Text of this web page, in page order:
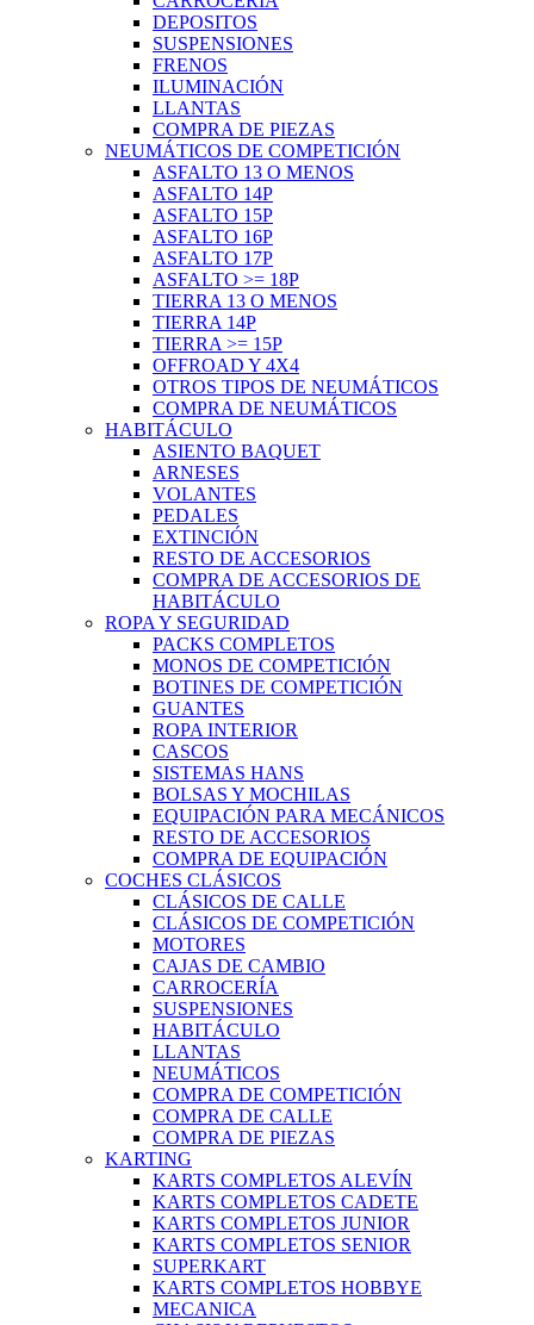
DEPOSITOS
SUSPENSIONES
FRENOS
ILUMINACIÓN
LLANTAS
COMPRA DE PIEZAS
NEUMÁTICOS DE COMPETICIÓN
ASFALTO 13 O MENOS
ASFALTO 14P
ASFALTO 15P
ASFALTO 16P
ASFALTO 17P
ASFALTO >= 18P
TIERRA 13 O MENOS
TIERRA 14P
TIERRA >= 15P
OFFROAD Y 4X4
OTROS TIPOS DE NEUMÁTICOS
COMPRA DE NEUMÁTICOS
HABITÁCULO
ASIENTO BAQUET
ARNESES
VOLANTES
PEDALES
EXTINCIÓN
RESTO DE ACCESORIOS
COMPRA DE ACCESORIOS DE
HABITÁCULO
ROPA Y SEGURIDAD
PACKS COMPLETOS
MONOS DE COMPETICIÓN
BOTINES DE COMPETICIÓN
GUANTES
ROPA INTERIOR
CASCOS
SISTEMAS HANS
BOLSAS Y MOCHILAS
EQUIPACIÓN PARA MECÁNICOS
RESTO DE ACCESORIOS
COMPRA DE EQUIPACIÓN
COCHES CLÁSICOS
CLÁSICOS DE CALLE
CLÁSICOS DE COMPETICIÓN
MOTORES
CAJAS DE CAMBIO
CARROCERÍA
SUSPENSIONES
HABITÁCULO
LLANTAS
NEUMÁTICOS
COMPRA DE COMPETICIÓN
COMPRA DE CALLE
COMPRA DE PIEZAS
KARTING
KARTS COMPLETOS ALEVÍN
KARTS COMPLETOS CADETE
KARTS COMPLETOS JUNIOR
KARTS COMPLETOS SENIOR
SUPERKART
KARTS COMPLETOS HOBBYE
MECANICA